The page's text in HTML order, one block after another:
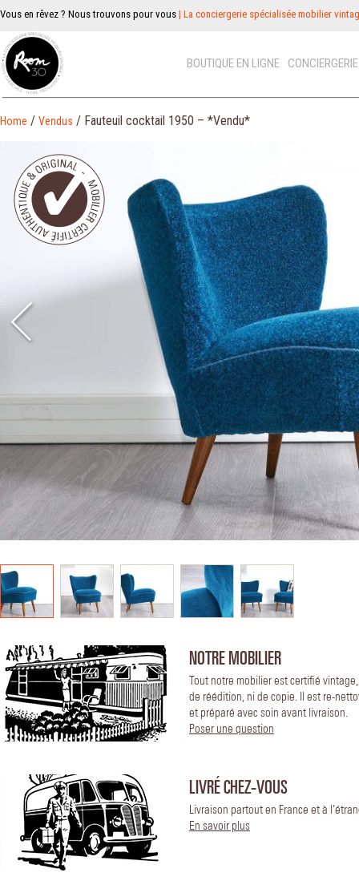
Vous en rêvez ? Nous trouvons pour vous | La conciergerie spécialisée mobilier
BOUTIQUE EN LIGNE
Home / Vendus / Fauteuil cocktail 1950 – *Vendu*
NOTRE MOBILIER
Tout notre mobilier est certifié
de réédition, ni de copie. Il est re-
et préparé avec soin avant livraison.
Poser une question
LIVRÉ CHEZ-VOUS
Livraison partout en France et à
En savoir plus